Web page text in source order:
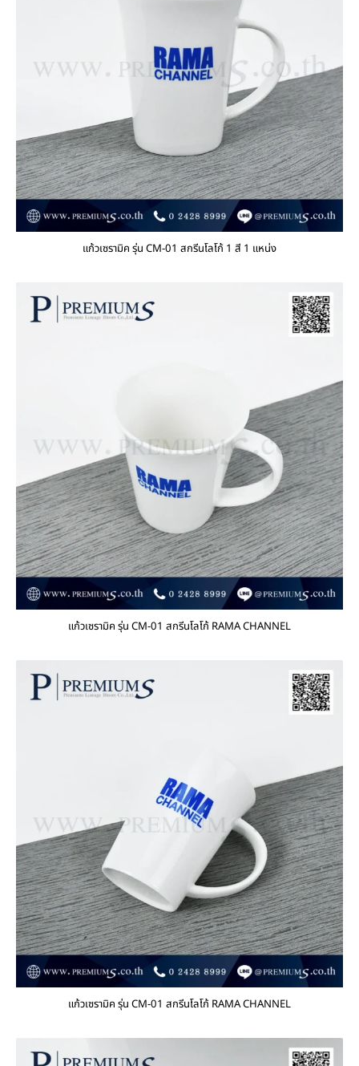
แก้วเซรามิค รุ่น CM-01 สกรีนโลโก้ 1 สี 1 แหน่ง
แก้วเซรามิค รุ่น CM-01 สกรีนโลโก้ RAMA CHANNEL
แก้วเซรามิค รุ่น CM-01 สกรีนโลโก้ RAMA CHANNEL